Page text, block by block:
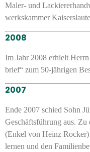
Maler- und
werks­kammer
2008
Im Jahr 2008 erhielt
brief“ zum 50-jährigen
2007
Ende 2007 schied Sohn
Geschäfts­führung aus.
(Enkel von Heinz
lernen und den